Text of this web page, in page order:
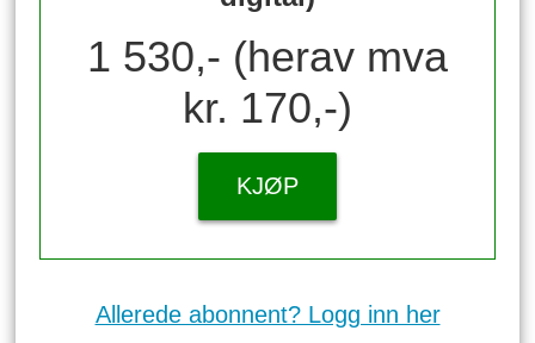
1 530,- (herav mva
kr. 170,-)
KJØP
Allerede abonnent? Logg inn her